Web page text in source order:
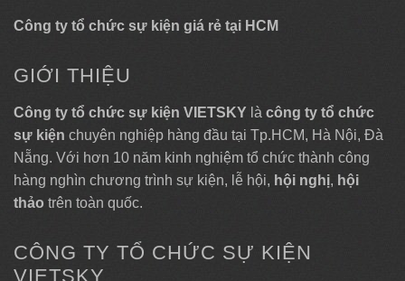
Công ty tổ chức sự kiện giá rẻ tại HCM
GIỚI THIỆU
Công ty tổ chức sự kiện VIETSKY là công ty tổ chức
sự kiện chuyên nghiệp hàng đầu tại Tp.HCM, Hà Nội, Đà
Nẵng. Với hơn 10 năm kinh nghiệm tổ chức thành công
hàng nghìn chương trình sự kiện, lễ hội, hội nghị, hội
thảo trên toàn quốc.
CÔNG TY TỔ CHỨC SỰ KIỆN
VIETSKY